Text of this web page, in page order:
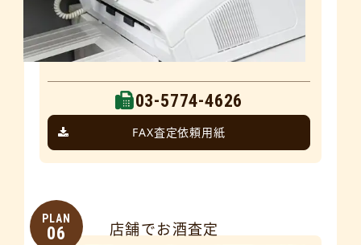
03-5774-4626
FAX査定依頼用紙
PLAN
06 店舗でお酒査定